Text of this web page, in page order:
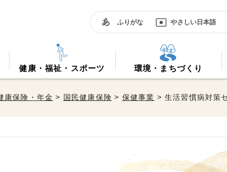
ふりがな やさしい日本語
健康・福祉・スポーツ 環境・まちづくり
康保険・年金 > 国民健康保険 > 保健事業 > 生活習慣病対策